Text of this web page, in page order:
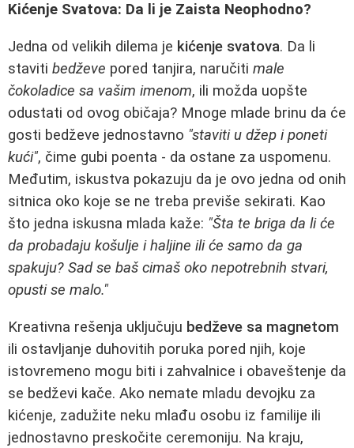
Kićenje Svatova: Da li je Zaista Neophodno?
Jedna od velikih dilema je kićenje svatova. Da li
staviti bedževe pored tanjira, naručiti male
čokoladice sa vašim imenom, ili možda uopšte
odustati od ovog običaja? Mnoge mlade brinu da će
gosti bedževe jednostavno "staviti u džep i poneti
kući", čime gubi poenta - da ostane za uspomenu.
Međutim, iskustva pokazuju da je ovo jedna od onih
sitnica oko koje se ne treba previše sekirati. Kao
što jedna iskusna mlada kaže: "Šta te briga da li će
da probadaju košulje i haljine ili će samo da ga
spakuju? Sad se baš cimaš oko nepotrebnih stvari,
opusti se malo."
Kreativna rešenja uključuju bedževe sa magnetom
ili ostavljanje duhovitih poruka pored njih, koje
istovremeno mogu biti i zahvalnice i obaveštenje da
se bedževi kače. Ako nemate mladu devojku za
kićenje, zadužite neku mlađu osobu iz familije ili
jednostavno preskočite ceremoniju. Na kraju,